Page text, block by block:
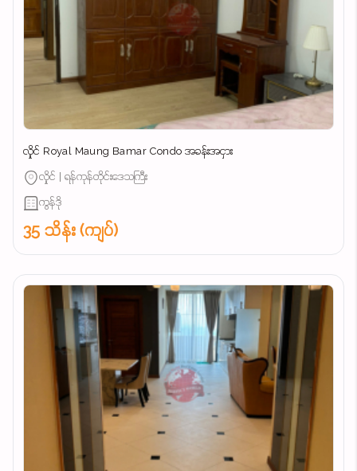
လှိုင် Royal Maung Bamar Condo အခန်းအငှား
လှိုင် | ရန်ကုန်တိုင်းဒေသကြီး
ကွန်ဒို
35 သိန်း (ကျပ်)